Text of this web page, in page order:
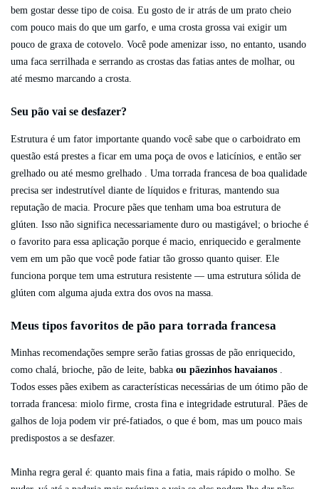
bem gostar desse tipo de coisa. Eu gosto de ir atrás de um prato cheio
com pouco mais do que um garfo, e uma crosta grossa vai exigir um
pouco de graxa de cotovelo. Você pode amenizar isso, no entanto, usando
uma faca serrilhada e serrando as crostas das fatias antes de molhar, ou
até mesmo marcando a crosta.
Seu pão vai se desfazer?
Estrutura é um fator importante quando você sabe que o carboidrato em
questão está prestes a ficar em uma poça de ovos e laticínios, e então ser
grelhado ou até mesmo grelhado . Uma torrada francesa de boa qualidade
precisa ser indestrutível diante de líquidos e frituras, mantendo sua
reputação de macia. Procure pães que tenham uma boa estrutura de
glúten. Isso não significa necessariamente duro ou mastigável; o brioche é
o favorito para essa aplicação porque é macio, enriquecido e geralmente
vem em um pão que você pode fatiar tão grosso quanto quiser. Ele
funciona porque tem uma estrutura resistente — uma estrutura sólida de
glúten com alguma ajuda extra dos ovos na massa.
Meus tipos favoritos de pão para torrada francesa
Minhas recomendações sempre serão fatias grossas de pão enriquecido,
como chalá, brioche, pão de leite, babka ou pãezinhos havaianos
Todos esses pães exibem as características necessárias de um ótimo pão de
torrada francesa: miolo firme, crosta fina e integridade estrutural. Pães de
galhos de loja podem vir pré-fatiados, o que é bom, mas um pouco mais
predispostos a se desfazer.
Minha regra geral é: quanto mais fina a fatia, mais rápido o molho. Se